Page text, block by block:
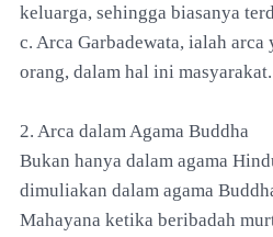
keluarga, sehingga biasanya
c. Arca Garbadewata, ialah
orang, dalam hal ini masyarakat.
2. Arca dalam Agama Buddha
Bukan hanya dalam agama
dimuliakan dalam agama
Mahayana ketika beribadah